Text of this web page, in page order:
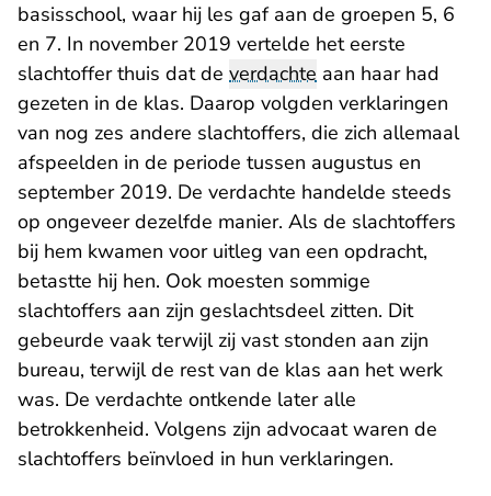
basisschool, waar hij les gaf aan de groepen 5, 6
en 7. In november 2019 vertelde het eerste
slachtoffer thuis dat de verdachte aan haar had
gezeten in de klas. Daarop volgden verklaringen
van nog zes andere slachtoffers, die zich allemaal
afspeelden in de periode tussen augustus en
september 2019. De verdachte handelde steeds
op ongeveer dezelfde manier. Als de slachtoffers
bij hem kwamen voor uitleg van een opdracht,
betastte hij hen. Ook moesten sommige
slachtoffers aan zijn geslachtsdeel zitten. Dit
gebeurde vaak terwijl zij vast stonden aan zijn
bureau, terwijl de rest van de klas aan het werk
was. De verdachte ontkende later alle
betrokkenheid. Volgens zijn advocaat waren de
slachtoffers beïnvloed in hun verklaringen.